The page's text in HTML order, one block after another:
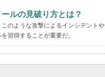
ルの見破り方とは？
のような攻撃によるインシデントや
習得することが重要だ。